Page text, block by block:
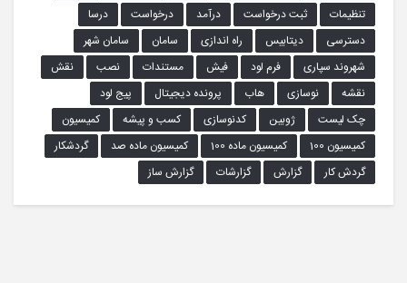
تنظیمات
ثبت درخواست درآمد درخواست
درسا
دسترسی
دیتابیس راه اندازی سامان
سامان شهر
شهروند سپاری
فرم لود فیش مستندات نصب
نقش
نقشه
نوسازی هاب پرونده دیجیتال
پیج لود
چک لیست
ژوبین کدنوسازی کسب و پیشه
کمیسیون
کمیسیون 100
کمیسیون ماده 100 کمیسیون ماده صد
گردشکار
گردش کار
گزارش گزارشات گزارش ساز